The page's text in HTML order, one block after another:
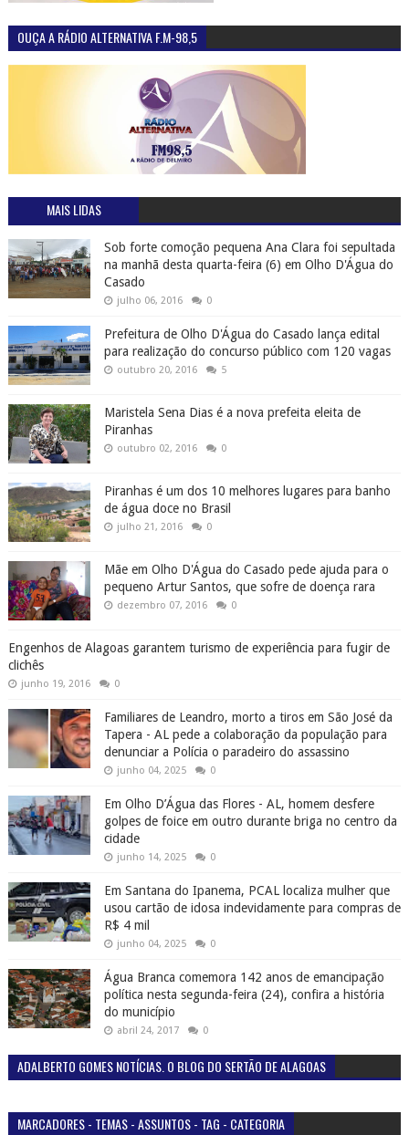
OUÇA A RÁDIO ALTERNATIVA F.M-98,5
MAIS LIDAS
Sob forte comoção pequena Ana Clara foi sepultada
na manhã desta quarta-feira (6) em Olho D'Água do
Casado
julho 06, 2016 0
Prefeitura de Olho D'Água do Casado lança edital
para realização do concurso público com 120 vagas
outubro 20, 2016 5
Maristela Sena Dias é a nova prefeita eleita de
Piranhas
outubro 02, 2016 0
Piranhas é um dos 10 melhores lugares para banho
de água doce no Brasil
julho 21, 2016 0
Mãe em Olho D'Água do Casado pede ajuda para o
pequeno Artur Santos, que sofre de doença rara
dezembro 07, 2016 0
Engenhos de Alagoas garantem turismo de experiência para fugir de
clichês
junho 19, 2016 0
Familiares de Leandro, morto a tiros em São José da
Tapera - AL pede a colaboração da população para
denunciar a Polícia o paradeiro do assassino
junho 04, 2025 0
Em Olho D’Água das Flores - AL, homem desfere
golpes de foice em outro durante briga no centro da
cidade
junho 14, 2025 0
Em Santana do Ipanema, PCAL localiza mulher que
usou cartão de idosa indevidamente para compras de
R$ 4 mil
junho 04, 2025 0
Água Branca comemora 142 anos de emancipação
política nesta segunda-feira (24), confira a história
do município
abril 24, 2017 0
ADALBERTO GOMES NOTÍCIAS. O BLOG DO SERTÃO DE ALAGOAS
MARCADORES - TEMAS - ASSUNTOS - TAG - CATEGORIA